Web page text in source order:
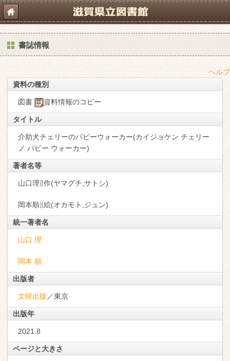
書誌情報
ヘルプ
資料の種別
図書 資料情報のコピー
タイトル
介助犬チェリーのパピーウォーカー(カイジョケン チェリー
ノ パピー ウォーカー)
著者名等
山口理∥作(ヤマグチ,サトシ)
岡本順∥絵(オカモト,ジュン)
統一著者名
山口 理
岡本 順
出版者
文研出版 ／東京
出版年
2021.8
ページと大きさ